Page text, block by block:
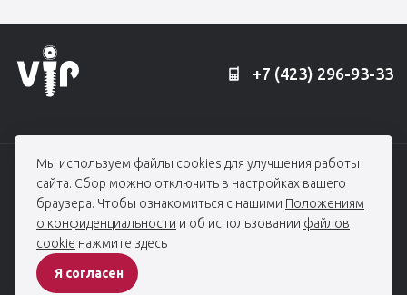
Мы используем файлы cookies для улучшения работы
сайта. Сбор можно отключить в настройках вашего
браузера. Чтобы ознакомиться с нашими Положениям
о конфиденциальности и об использовании файлов
cookie нажмите здесь
Я согласен
+7 (423) 296-93-33
© 2006 — 2026, Профессорская клиника Едранова
При использовании материалов гиперссылка на edranov.ru обязательна.
Все права защищены
ПОЛИТИКА КОНФИДЕНЦИАЛЬНОСТИ
Разработка сайта -студия House